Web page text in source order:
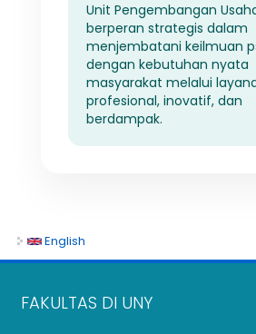
Unit Pengembangan
berperan strategis dalam
menjembatani keilmuan
dengan kebutuhan nyata
masyarakat melalui
profesional, inovatif, dan
berdampak.
English
FAKULTAS DI UNY